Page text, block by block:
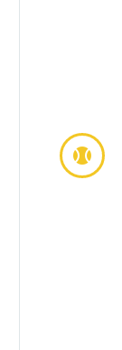

